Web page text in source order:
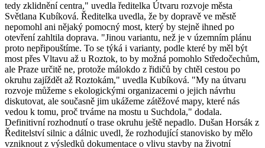
tedy zklidnění centra," uvedla ředitelka Útvaru rozvoje města
Světlana Kubíková. Ředitelka uvedla, že by dopravě ve městě
nepomohl ani nějaký pomocný most, který by stejně ihned po
otevření zahltila doprava. "Jinou variantu, než je v územním plánu
proto nepřipouštíme. To se týká i varianty, podle které by měl být
most přes Vltavu až u Roztok, to by možná pomohlo Středočechům,
ale Praze určitě ne, protože málokdo z řidičů by chtěl cestou po
okruhu zajíždět až Roztokám," uvedla Kubíková. "My na útvaru
rozvoje můžeme s ekologickými organizacemi o jejich návrhu
diskutovat, ale současně jim ukážeme zátěžové mapy, které nás
vedou k tomu, proč trváme na mostu u Suchdola," dodala.
Definitivní rozhodnutí o trase okruhu ještě nepadlo. Dušan Horsák z
Ředitelství silnic a dálnic uvedl, že rozhodující stanovisko by mělo
vzniknout z výsledků dokumentace o vlivu stavby na životní